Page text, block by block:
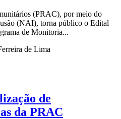
(PRAC), por meio do
(NAI), torna público o Edital
de Monitoria...
de Lima
de
da PRAC